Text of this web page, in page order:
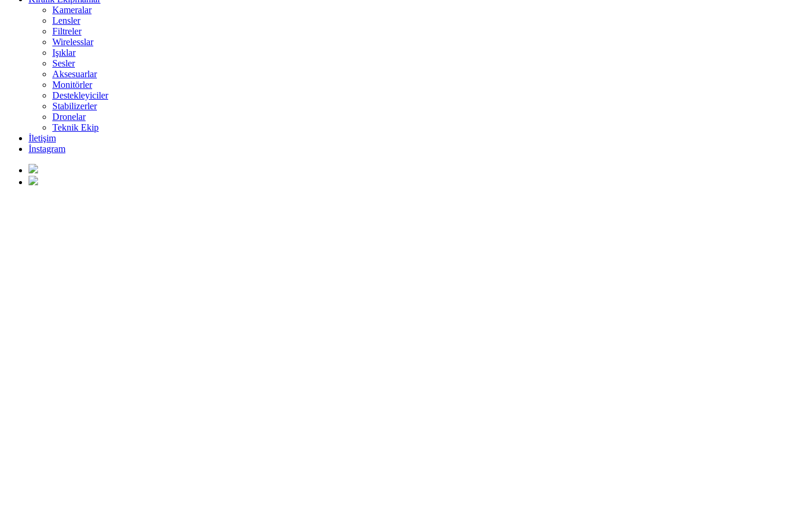
Kameralar
Lensler
Filtreler
Wirelesslar
Işıklar
Sesler
Aksesuarlar
Monitörler
Destekleyiciler
Stabilizerler
Dronelar
Teknik Ekip
İletişim
İnstagram